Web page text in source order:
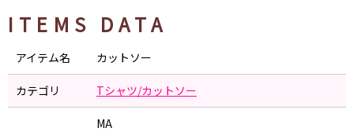
ITEMS DATA
アイテム名 カットソー
カテゴリ Tシャツ/カットソー
MA